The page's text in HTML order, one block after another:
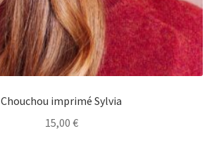
Chouchou imprimé Sylvia
15,00 €